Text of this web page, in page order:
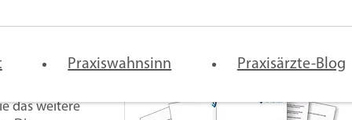
Arztpraxis
Praxiswahnsinn Praxisärzte-Blog
das weitere